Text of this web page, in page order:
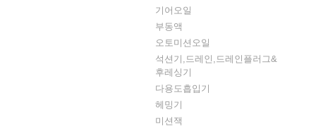
기어오일
부동액
오토미션오일
석션기,드레인,드레인플러그&
후레싱기
다용도흡입기
헤밍기
미션잭